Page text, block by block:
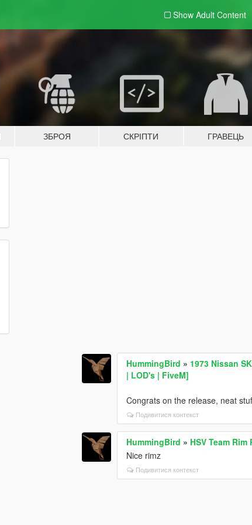
Show Adult Content
ЗБРОЯ СКРІПТИ ГРАВЕЦЬ
HummingBird » 1973 Nissan
| LOD's | FiveM]
Congrats on the release, neat
Подивитися контекст
HummingBird » HSV Team
Nice rimz
Подивитися контекст